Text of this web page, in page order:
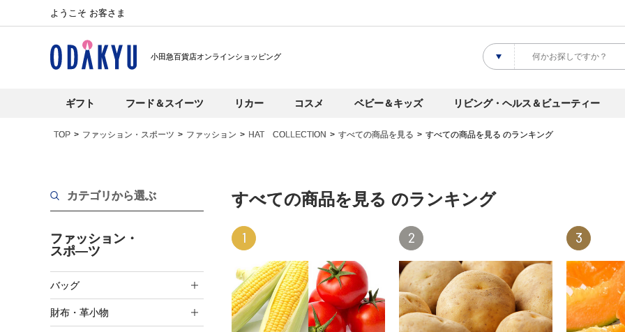
ようこそ お客さま
小田急百貨店オンラインショッピング
ギフト フード＆スイーツ リカー コスメ ベビー＆キッズ リビング・ヘルス＆ビューティー
TOP ファッション・スポーツ ファッション HAT COLLECTION すべての商品を見る すべての商品を見る のランキング
カテゴリから選ぶ
ファッション・
スポ―ツ
バッグ
財布・革小物
すべての商品を見る のランキング
1 2 3